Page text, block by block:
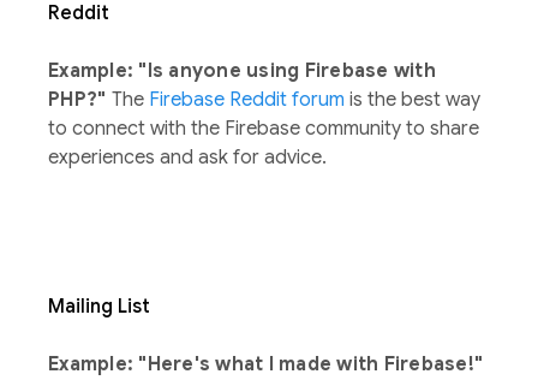
Reddit
Example: "Is anyone using Firebase with
PHP?" The Firebase Reddit forum is the best way
to connect with the Firebase community to share
experiences and ask for advice.
Mailing List
Example: "Here's what I made with Firebase!"